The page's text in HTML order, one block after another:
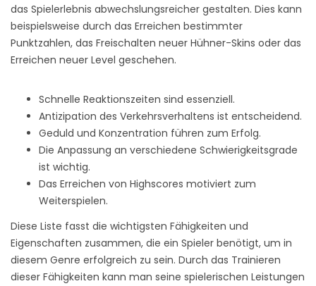
das Spielerlebnis abwechslungsreicher gestalten. Dies kann
beispielsweise durch das Erreichen bestimmter
Punktzahlen, das Freischalten neuer Hühner-Skins oder das
Erreichen neuer Level geschehen.
Schnelle Reaktionszeiten sind essenziell.
Antizipation des Verkehrsverhaltens ist entscheidend.
Geduld und Konzentration führen zum Erfolg.
Die Anpassung an verschiedene Schwierigkeitsgrade
ist wichtig.
Das Erreichen von Highscores motiviert zum
Weiterspielen.
Diese Liste fasst die wichtigsten Fähigkeiten und
Eigenschaften zusammen, die ein Spieler benötigt, um in
diesem Genre erfolgreich zu sein. Durch das Trainieren
dieser Fähigkeiten kann man seine spielerischen Leistungen